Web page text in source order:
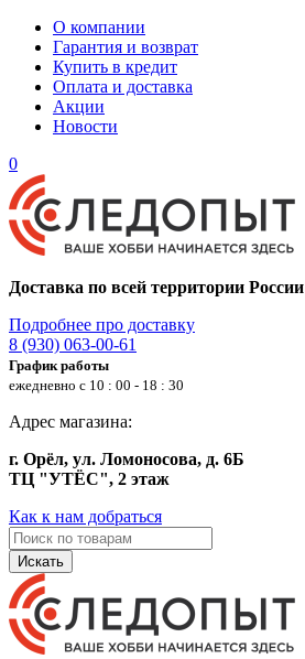
О компании
Гарантия и возврат
Купить в кредит
Оплата и доставка
Акции
Новости
0
Доставка по всей территории России
Подробнее про доставку
8 (930) 063-00-61
График работы
ежедневно с 10 : 00 - 18 : 30
Адрес магазина:
г. Орёл, ул. Ломоносова, д. 6Б
ТЦ "УТЁС", 2 этаж
Как к нам добраться
Искать